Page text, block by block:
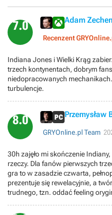
7.0 Adam
Recenzent
Indiana Jones i Wielki Krąg
trzech kontynentach, dobrym
niedopracowanych
turbulencje.
8.0 Przemysław
GRYOnline.pl Team
30h zajęło mi skończenie
rzeczy. Dla fanów pierwszych
gra to w zasadzie czwarta,
prezentuje się rewelacyjnie, a
trudnego, tzn. oddać feeling
archeologa. Poza tym gra oferuje